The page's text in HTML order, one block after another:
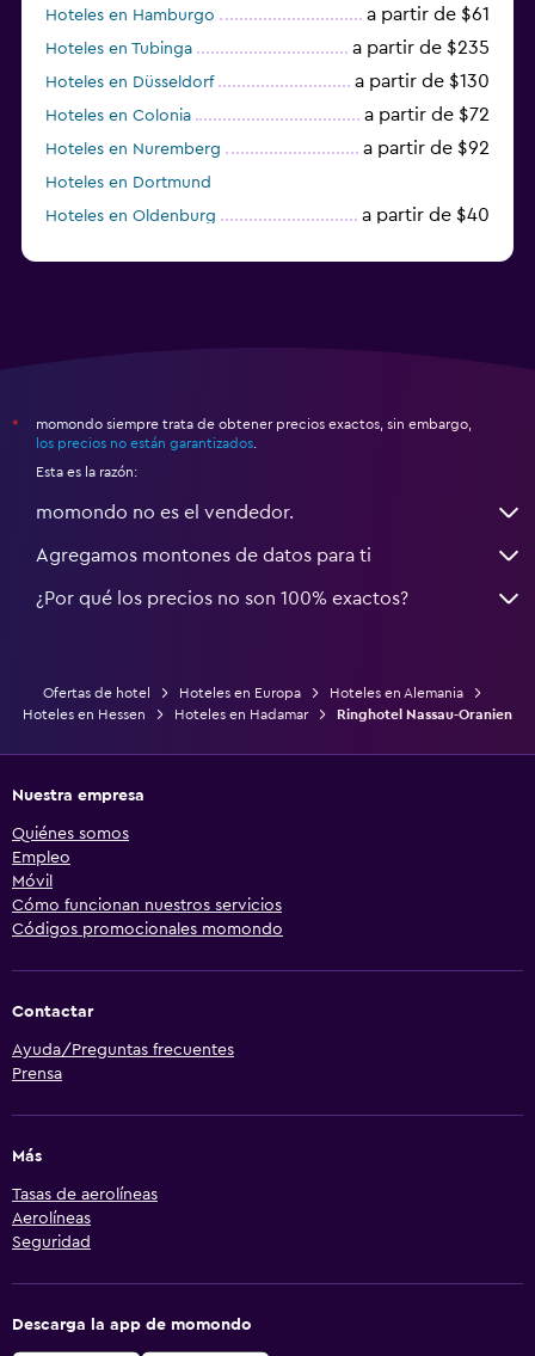
Hoteles en Hamburgo a partir de $61
Hoteles en Tubinga a partir de $235
Hoteles en Düsseldorf a partir de $130
Hoteles en Colonia a partir de $72
Hoteles en Nuremberg a partir de $92
Hoteles en Dortmund
Hoteles en Oldenburg
a partir de $40
*
momondo siempre trata de obtener precios exactos, sin embargo,
los precios no están garantizados
Esta es la razón:
momondo no es el vendedor.
Agregamos montones de datos para ti
¿Por qué los precios no son 100% exactos?
Ofertas de hotel Hoteles en Europa
Hoteles en Alemania
Hoteles en Hessen
Hoteles en Hadamar Ringhotel Nassau-Oranien
Nuestra empresa
Quiénes somos
Empleo
Móvil
Cómo funcionan nuestros servicios
Códigos promocionales momondo
Contactar
Ayuda/Preguntas frecuentes
Prensa
Más
Tasas de aerolíneas
Aerolíneas
Seguridad
Descarga la app de momondo